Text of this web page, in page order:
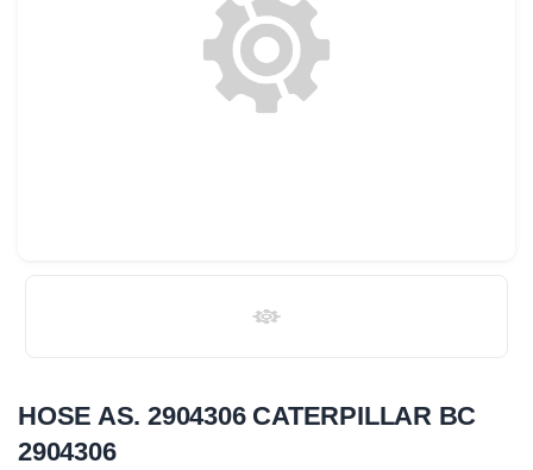
HOSE AS. 2904306 CATERPILLAR BC
2904306